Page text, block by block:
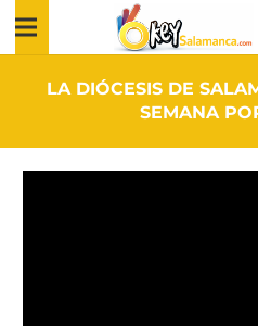
LA DIÓCESIS DE
SEMANA